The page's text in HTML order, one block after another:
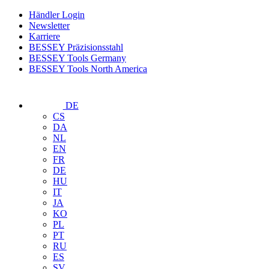
Händler Login
Newsletter
Karriere
BESSEY Präzisionsstahl
BESSEY Tools Germany
BESSEY Tools North America
DE
CS
DA
NL
EN
FR
DE
HU
IT
JA
KO
PL
PT
RU
ES